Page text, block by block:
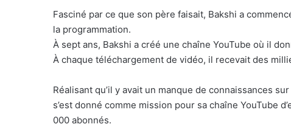
Fasciné par ce que son père faisait, Bakshi a
la programmation.
À sept ans, Bakshi a créé une chaîne YouTube où il
À chaque téléchargement de vidéo, il recevait des
Réalisant qu’il y avait un manque de connaissances
s’est donné comme mission pour sa chaîne YouTube
000 abonnés.